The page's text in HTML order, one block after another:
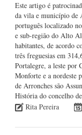
Este artigo é
da vila e município de
português localizado
e sub-região do Alto
habitantes, de acordo
três freguesias em
Portalegre, a leste por
Monforte e a nordeste
de Arronches são
História do concelho
Rita Pereira